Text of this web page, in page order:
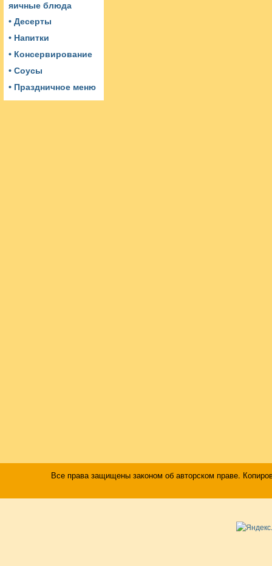
яичные блюда
• Десерты
• Напитки
• Консервирование
• Соусы
• Праздничное меню
Все права защищены законом об авторском праве.